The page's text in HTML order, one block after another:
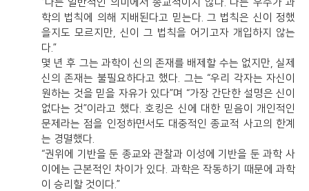
“나는 일반적인 의미에서 종교적이지 않다. 나는 우주가 과
학의 법칙에 의해 지배된다고 믿는다. 그 법칙은 신이 정했
을지도 모르지만, 신이 그 법칙을 어기고자 개입하지 않는
다.”
몇 년 후 그는 과학이 신의 존재를 배제할 수는 없지만, 실제
신의 존재는 불필요하다고 했다. 그는 “우리 각자는 자신이
원하는 것을 믿을 자유가 있다”며 “가장 간단한 설명은 신이
없다는 것”이라고 했다. 호킹은 신에 대한 믿음이 개인적인
문제라는 점을 인정하면서도 대중적인 종교적 사고의 한계
는 경멸했다.
“권위에 기반을 둔 종교와 관찰과 이성에 기반을 둔 과학 사
이에는 근본적인 차이가 있다. 과학은 작동하기 때문에 과학
이 승리할 것이다.”